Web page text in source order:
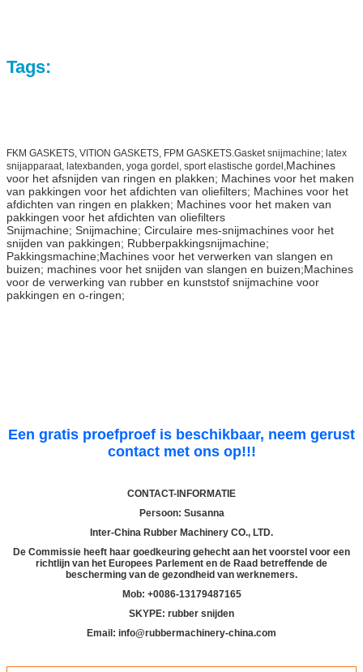
Tags:
FKM GASKETS, VITION GASKETS, FPM GASKETS.Gasket snijmachine; latex
snijapparaat, latexbanden, yoga gordel, sport elastische gordel,Machines
voor het afsnijden van ringen en plakken; Machines voor het maken
van pakkingen voor het afdichten van oliefilters; Machines voor het
afdichten van ringen en plakken; Machines voor het maken van
pakkingen voor het afdichten van oliefilters
Snijmachine; Snijmachine; Circulaire mes-snijmachines voor het
snijden van pakkingen; Rubberpakkingsnijmachine;
Pakkingsmachine;Machines voor het verwerken van slangen en
buizen; machines voor het snijden van slangen en buizen;Machines
voor de verwerking van rubber en kunststof­ snijmachine voor
pakkingen en o-ringen;
Een gratis proefproef is beschikbaar, neem gerust
contact met ons op!!!
CONTACT-INFORMATIE
Persoon: Susanna
Inter-China Rubber Machinery CO., LTD.
De Commissie heeft haar goedkeuring gehecht aan het voorstel voor een
richtlijn van het Europees Parlement en de Raad betreffende de
bescherming van de gezondheid van werknemers.
Mob: +0086-13179487165
SKYPE: rubber snijden
Email: info@rubbermachinery-china.com